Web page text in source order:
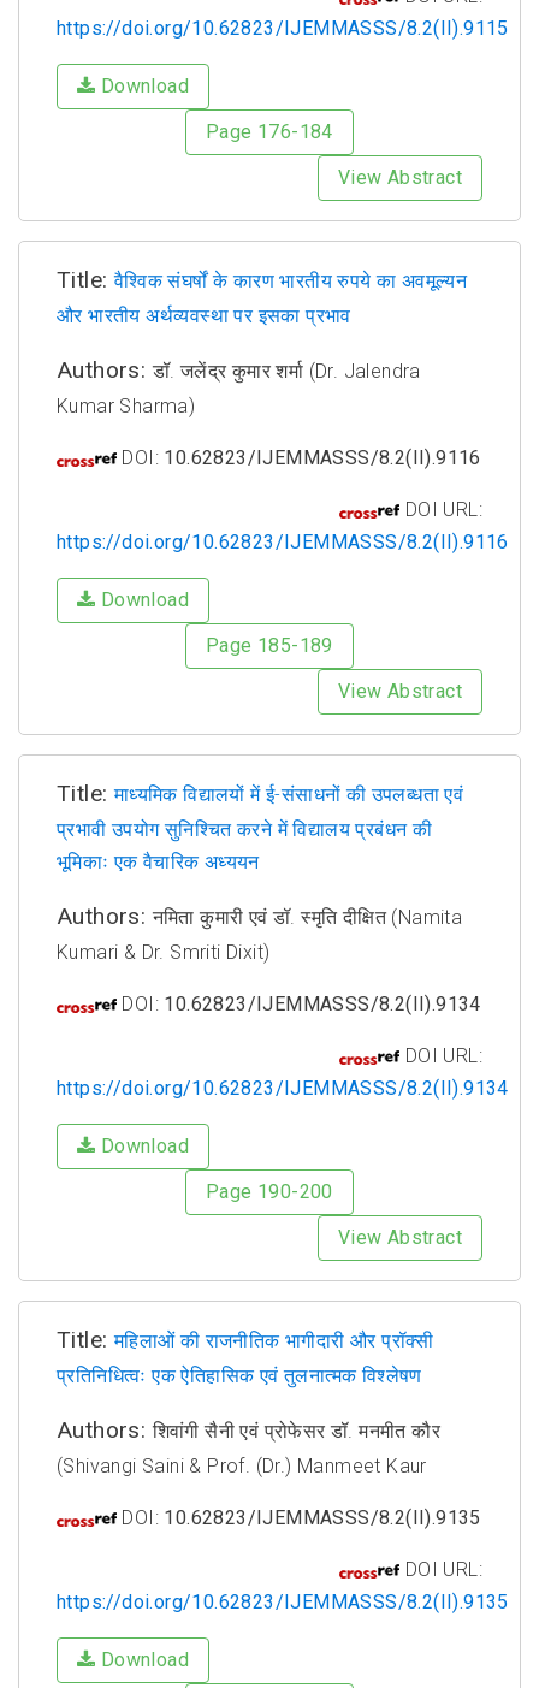
https://doi.org/10.62823/IJEMMASSS/8.2(II).9115
Download
Page 176-184
View Abstract
Title:वैश्विक संघर्षों के कारण भारतीय रुपये का अवमूल्यन
और भारतीय अर्थव्यवस्था पर इसका प्रभाव
Authors:डॉ. जलेंद्र कुमार शर्मा (Dr. Jalendra
Kumar Sharma)
DOI: 10.62823/IJEMMASSS/8.2(II).9116
DOI URL:
https://doi.org/10.62823/IJEMMASSS/8.2(II).9116
Download
Page 185-189
View Abstract
Title:माध्यमिक विद्यालयों में ई-संसाधनों की उपलब्धता एवं
प्रभावी उपयोग सुनिश्चित करने में विद्यालय प्रबंधन की
भूमिकाः एक वैचारिक अध्ययन
Authors:नमिता कुमारी एवं डॉ. स्मृति दीक्षित (Namita
Kumari & Dr. Smriti Dixit)
DOI: 10.62823/IJEMMASSS/8.2(II).9134
DOI URL:
https://doi.org/10.62823/IJEMMASSS/8.2(II).9134
Download
Page 190-200
View Abstract
Title:महिलाओं की राजनीतिक भागीदारी और प्रॉक्सी
प्रतिनिधित्वः एक ऐतिहासिक एवं तुलनात्मक विश्लेषण
Authors:शिवांगी सैनी एवं प्रोफेसर डॉ. मनमीत कौर
(Shivangi Saini & Prof. (Dr.) Manmeet Kaur
DOI: 10.62823/IJEMMASSS/8.2(II).9135
DOI URL:
https://doi.org/10.62823/IJEMMASSS/8.2(II).9135
Download